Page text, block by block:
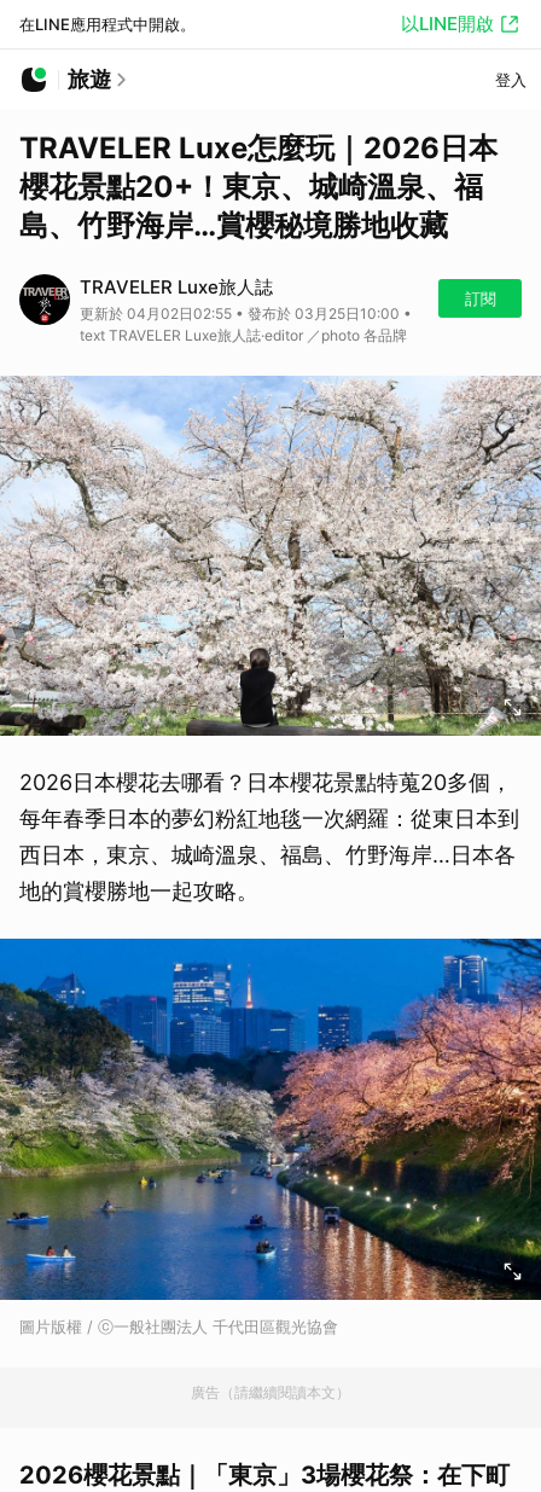
在LINE應用程式中開啟。 以LINE開啟
旅遊 登入
TRAVELER Luxe怎麼玩｜2026日本
櫻花景點20+！東京、城崎溫泉、福
島、竹野海岸…賞櫻秘境勝地收藏
TRAVELER Luxe旅人誌
更新於 04月02日02:55 • 發布於 03月25日10:00 •
text TRAVELER Luxe旅人誌·editor ／photo 各品牌
訂閱
2026日本櫻花去哪看？日本櫻花景點特蒐20多個，
每年春季日本的夢幻粉紅地毯一次網羅：從東日本到
西日本，東京、城崎溫泉、福島、竹野海岸…日本各
地的賞櫻勝地一起攻略。
圖片版權 / ⓒ一般社團法人 千代田區觀光協會
廣告（請繼續閱讀本文）
2026櫻花景點｜「東京」3場櫻花祭：在下町